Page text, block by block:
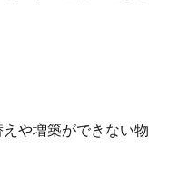
や増築ができない物